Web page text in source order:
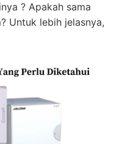
? Apakah sama
Untuk lebih jelasnya,